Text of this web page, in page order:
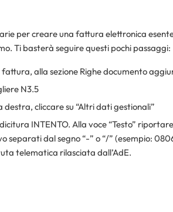
per creare una fattura elettronica
Ti basterà seguire questi pochi passaggi:
alla sezione Righe documento
N3.5
cliccare su “Altri dati gestionali”
INTENTO. Alla voce “Testo” riportare
separati dal segno “-” o “/” (esempio:
telematica rilasciata dall’AdE.